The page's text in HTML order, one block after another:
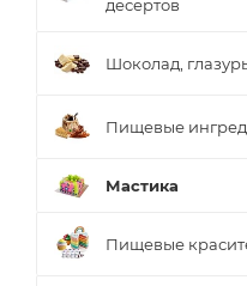
десертов
Шоколад,
Пищевые
Мастика
Пищевые